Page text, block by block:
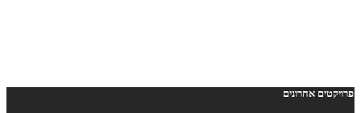
פרויקטים אחרונים